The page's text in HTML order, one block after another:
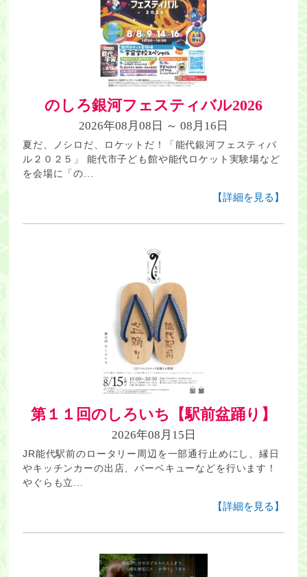
のしろ銀河フェスティバル2026
2026年08月08日 ～ 08月16日
夏だ、ノシロだ、ロケットだ！「能代銀河フェスティバ
ル２０２５」 能代市子ども館や能代ロケット実験場など
を会場に「の...
【詳細を見る】
第１１回のしろいち【駅前盆踊り】
2026年08月15日
JR能代駅前のロータリー周辺を一部通行止めにし、縁日
やキッチンカーの出店、バーベキューなどを行います！
やぐらも立...
【詳細を見る】